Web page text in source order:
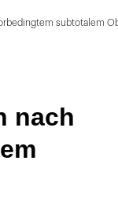
subtotalem
nach